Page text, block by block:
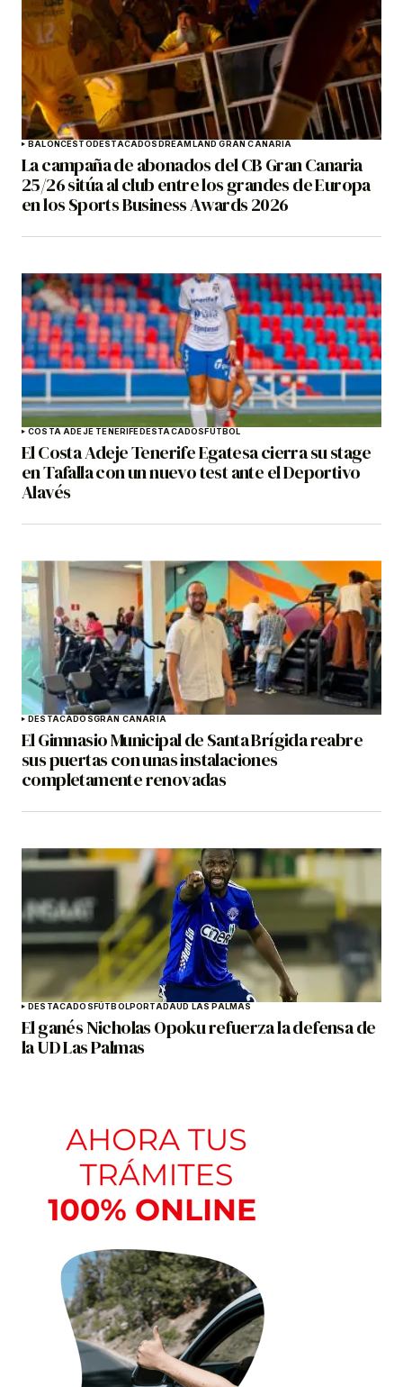
BALONCESTODESTACADOSDREAMLAND GRAN CANARIA
La campaña de abonados del CB Gran Canaria
25/26 sitúa al club entre los grandes de Europa
en los Sports Business Awards 2026
COSTA ADEJE TENERIFEDESTACADOSFÚTBOL
El Costa Adeje Tenerife Egatesa cierra su stage
en Tafalla con un nuevo test ante el Deportivo
Alavés
DESTACADOSGRAN CANARIA
El Gimnasio Municipal de Santa Brígida reabre
sus puertas con unas instalaciones
completamente renovadas
DESTACADOSFÚTBOLPORTADAUD LAS PALMAS
El ganés Nicholas Opoku refuerza la defensa de
la UD Las Palmas